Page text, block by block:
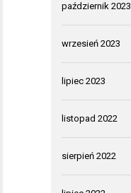
październik 2023
wrzesień 2023
lipiec 2023
listopad 2022
sierpień 2022